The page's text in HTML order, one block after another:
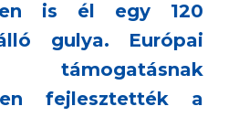
is él egy 120
gulya. Európai
fejlesztették a